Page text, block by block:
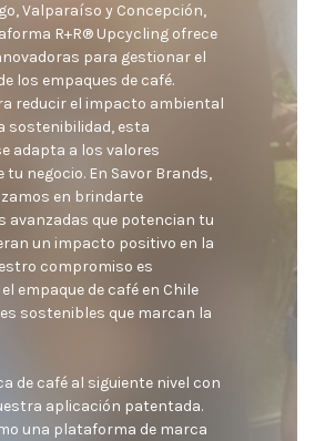
Valparaíso y Concepción,
R+R® Upcycling ofrece
para gestionar el
los empaques de café.
reducir el impacto ambiental
sostenibilidad, esta
adapta a los valores
tu negocio. En Savor Brands,
en brindarte
avanzadas que potencian tu
un impacto positivo en la
compromiso es
empaque de café en Chile
sostenibles que marcan la
de café al siguiente nivel con
aplicación patentada.
una plataforma de marca